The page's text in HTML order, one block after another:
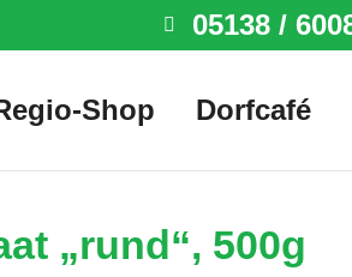
05138 /
Shop Dorfcafé
„rund“, 500g